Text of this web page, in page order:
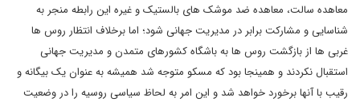
معاهده سالت، معاهده ضد موشک های بالستیک و غیره این رابطه منجر به
شناسایی و مشارکت برابر در مدیریت جهانی شود؛ اما برخلاف انتظار روس ها
غربی ها از بازگشت روس ها به باشگاه کشورهای متمدن و مدیریت جهانی
استقبال نکردند و همینجا بود که مسکو متوجه شد همیشه به عنوان یک بیگانه و
رقیب با آنها برخورد خواهد شد و این امر به لحاظ سیاسی روسیه را در وضعیت